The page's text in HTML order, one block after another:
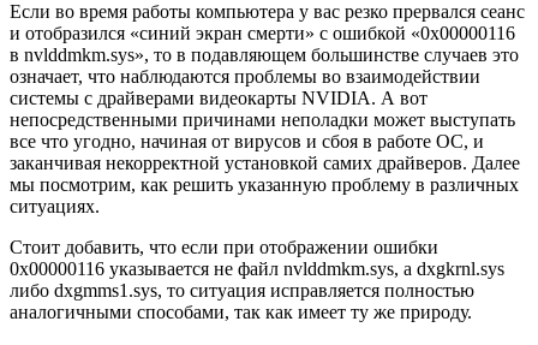
Если во время работы компьютера у вас резко прервался сеанс
и отобразился «синий экран смерти» с ошибкой «0х00000116
в nvlddmkm.sys», то в подавляющем большинстве случаев это
означает, что наблюдаются проблемы во взаимодействии
системы с драйверами видеокарты NVIDIA. А вот
непосредственными причинами неполадки может выступать
все что угодно, начиная от вирусов и сбоя в работе ОС, и
заканчивая некорректной установкой самих драйверов. Далее
мы посмотрим, как решить указанную проблему в различных
ситуациях.
Стоит добавить, что если при отображении ошибки
0х00000116 указывается не файл nvlddmkm.sys, а dxgkrnl.sys
либо dxgmms1.sys, то ситуация исправляется полностью
аналогичными способами, так как имеет ту же природу.